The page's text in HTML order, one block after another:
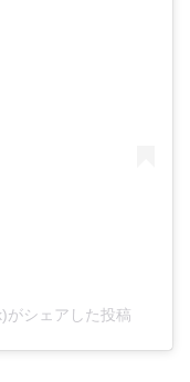
がシェアした投稿